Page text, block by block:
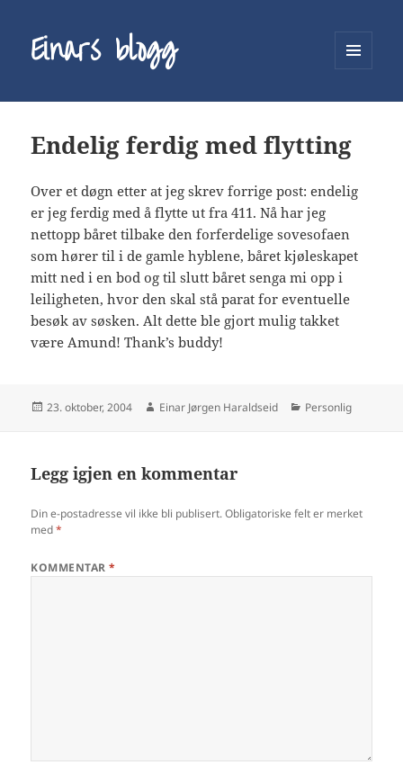
Einars blogg
WIDGETER
Endelig ferdig med flytting
Over et døgn etter at jeg skrev forrige post: endelig
er jeg ferdig med å flytte ut fra 411. Nå har jeg
nettopp båret tilbake den forferdelige sovesofaen
som hører til i de gamle hyblene, båret kjøleskapet
mitt ned i en bod og til slutt båret senga mi opp i
leiligheten, hvor den skal stå parat for eventuelle
besøk av søsken. Alt dette ble gjort mulig takket
være Amund! Thank’s buddy!
Publisert
23. oktober, 2004 Forfatter
Einar Jørgen Haraldseid Kategorier
Personlig
Legg igjen en kommentar
Din e-postadresse vil ikke bli publisert. Obligatoriske felt er merket
med*
KOMMENTAR*